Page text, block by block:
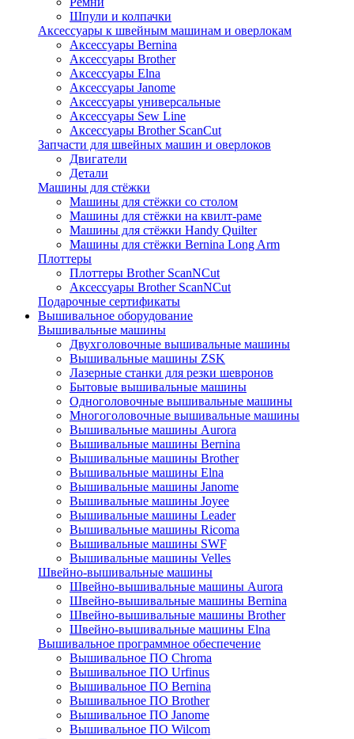
Шпули и колпачки
Аксессуары к швейным машинам и оверлокам
Аксессуары Bernina
Аксессуары Brother
Аксессуары Elna
Аксессуары Janome
Аксессуары универсальные
Аксессуары Sew Line
Аксессуары Brother ScanCut
Запчасти для швейных машин и оверлоков
Двигатели
Детали
Машины для стёжки
Машины для стёжки со столом
Машины для стёжки на квилт-раме
Машины для стёжки Handy Quilter
Машины для стёжки Bernina Long Arm
Плоттеры
Плоттеры Brother ScanNCut
Аксессуары Brother ScanNCut
Подарочные сертификаты
Вышивальное оборудование
Вышивальные машины
Двухголовочные вышивальные машины
Вышивальные машины ZSK
Лазерные станки для резки шевронов
Бытовые вышивальные машины
Одноголовочные вышивальные машины
Многоголовочные вышивальные машины
Вышивальные машины Aurora
Вышивальные машины Bernina
Вышивальные машины Brother
Вышивальные машины Elna
Вышивальные машины Janome
Вышивальные машины Joyee
Вышивальные машины Leader
Вышивальные машины Ricoma
Вышивальные машины SWF
Вышивальные машины Velles
Швейно-вышивальные машины
Швейно-вышивальные машины Aurora
Швейно-вышивальные машины Bernina
Швейно-вышивальные машины Brother
Швейно-вышивальные машины Elna
Вышивальное программное обеспечение
Вышивальное ПО Chroma
Вышивальное ПО Urfinus
Вышивальное ПО Bernina
Вышивальное ПО Brother
Вышивальное ПО Janome
Вышивальное ПО Wilcom